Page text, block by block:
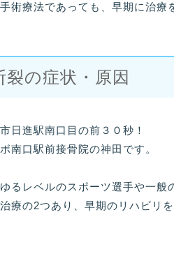
術療法であっても、早期に治療
の症状・原因
日進駅南口目の前３０秒！
南口駅前接骨院の神田です。
るレベルのスポーツ選手や一
療の2つあり、早期のリハビリ